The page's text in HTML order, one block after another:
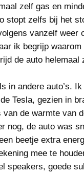
zelf gas en
stopt zelfs bij het
vanzelf weer
ik begrijp waarom
de auto helemaal
in andere auto’s.
Tesla, gezien in
de warmte van
nog, de auto was
beetje extra
mee te
speakers, goede